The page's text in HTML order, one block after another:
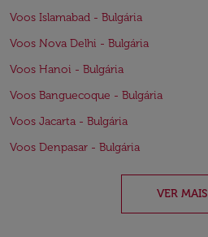
Voos Islamabad - Bulgária
Voos Nova Delhi - Bulgária
Voos Hanoi - Bulgária
Voos Banguecoque - Bulgária
Voos Jacarta - Bulgária
Voos Denpasar - Bulgária
VER MAIS